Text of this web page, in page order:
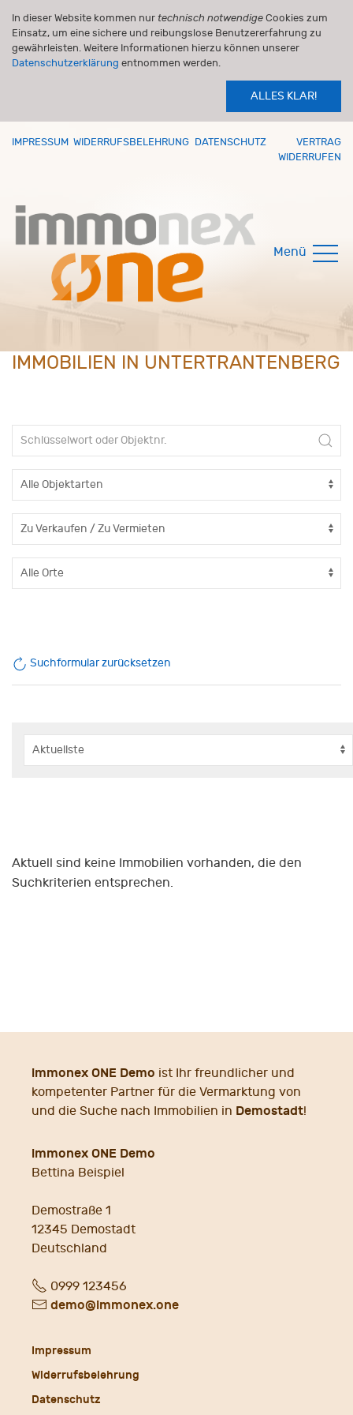
In dieser Website kommen nur technisch notwendige Cookies zum
Einsatz, um eine sichere und reibungslose Benutzererfahrung zu
gewährleisten. Weitere Informationen hierzu können unserer
Datenschutzerklärung entnommen werden.
ALLES KLAR!
IMPRESSUM WIDERRUFSBELEHRUNG DATENSCHUTZ
VERTRAG
WIDERRUFEN
Menü
IMMOBILIEN IN UNTERTRANTENBERG
Suchformular zurücksetzen
Aktuell sind keine Immobilien vorhanden, die den
Suchkriterien entsprechen.
immonex ONE Demo ist Ihr freundlicher und
kompetenter Partner für die Vermarktung von
und die Suche nach Immobilien in Demostadt!
immonex ONE Demo
Bettina Beispiel
Demostraße 1
12345 Demostadt
Deutschland
Fon0999 123456
E- demo@immonex.one
Impressum
Widerrufsbelehrung
Datenschutz